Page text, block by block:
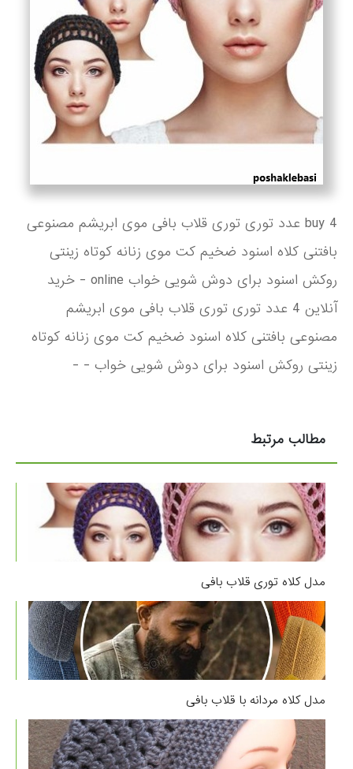
buy 4 عدد توری توری قلاب بافی موی ابریشم مصنوعی
بافتنی کلاه اسنود ضخیم کت موی زنانه کوتاه زینتی
روکش اسنود برای دوش شویی خواب online - خرید
آنلاین 4 عدد توری توری قلاب بافی موی ابریشم
مصنوعی بافتنی کلاه اسنود ضخیم کت موی زنانه کوتاه
زینتی روکش اسنود برای دوش شویی خواب - -
مطالب مرتبط
مدل کلاه توری قلاب بافی
مدل کلاه مردانه با قلاب بافی